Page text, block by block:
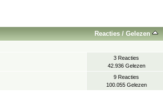
Reacties/ Gelezen
3 Reacties
42.936 Gelezen
9 Reacties
100.055 Gelezen